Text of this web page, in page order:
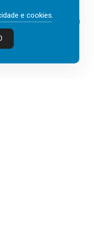
serviços de
artificial (IA), acaba
e cookies.